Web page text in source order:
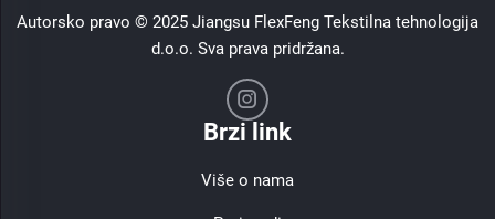
Autorsko pravo © 2025 Jiangsu FlexFeng Tekstilna tehnologija
d.o.o. Sva prava pridržana.
Brzi link
Više o nama